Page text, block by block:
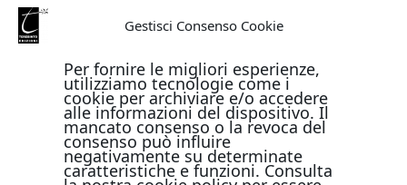
Gestisci Consenso Cookie
Per fornire le migliori esperienze,
utilizziamo tecnologie come i
cookie per archiviare e/o accedere
alle informazioni del dispositivo. Il
mancato consenso o la revoca del
consenso può influire
negativamente su determinate
caratteristiche e funzioni. Consulta
PAGAMENTI ONLINE CON